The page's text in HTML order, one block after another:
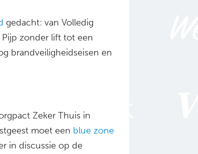
gedacht: van Volledig
zonder lift tot een
brandveiligheidseisen en
Zeker Thuis in
moet een blue zone
in discussie op de